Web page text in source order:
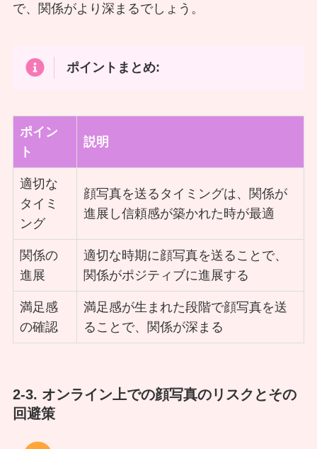
で、関係がより深まるでしょう。
ポイントまとめ:
ポイン
ト
説明
適切な
タイミ
ング
顔写真を送るタイミングは、関係が
進展し信頼感が築かれた時が最適
関係の
進展
適切な時期に顔写真を送ることで、
関係がポジティブに進展する
満足感
の確認
満足感が生まれた段階で顔写真を送
ることで、関係が深まる
2-3. オンライン上での顔写真のリスクとその
回避策